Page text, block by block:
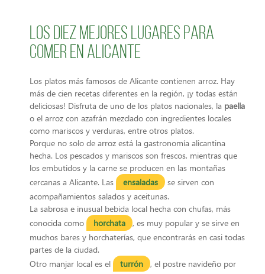
Los diez mejores lugares para
comer en Alicante
Los platos más famosos de Alicante contienen arroz. Hay
más de cien recetas diferentes en la región, ¡y todas están
deliciosas! Disfruta de uno de los platos nacionales, la paella
o el arroz con azafrán mezclado con ingredientes locales
como mariscos y verduras, entre otros platos.
Porque no solo de arroz está la gastronomía alicantina
hecha. Los pescados y mariscos son frescos, mientras que
los embutidos y la carne se producen en las montañas
cercanas a Alicante. Las
ensaladas
se sirven con
acompañamientos salados y aceitunas.
La sabrosa e inusual bebida local hecha con chufas, más
conocida como
horchata
, es muy popular y se sirve en
muchos bares y horchaterías, que encontrarás en casi todas
partes de la ciudad.
Otro manjar local es el
turrón
, el postre navideño por